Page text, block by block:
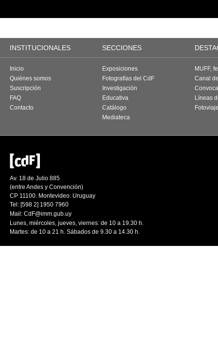
INSTITUCIONALES SECCIONES
Inicio
Quiénes somos
Suscripción
FAQ
Contacto
Exposiciones
Fotografías del CdF
Investigación
Educativa
Catálogo
Mediateca
MUFF,
Canal
Líneas
Av. 18 de Julio 885
(entre Andes y Convención)
CP 11100. Montevideo. Uruguay
Tel: [598 2] 1950 7960
Mail: CdF@imm.gub.uy
Lunes, miércoles, jueves, viernes: de 10 a 19.30 h.
Martes: de 10 a 21 h. Sábados de 9.30 a 14.30 h.